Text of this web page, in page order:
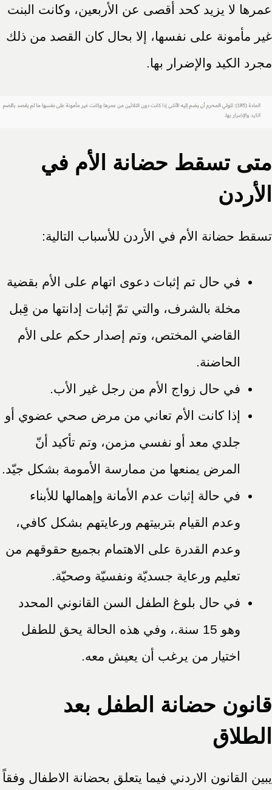
عمرها لا يزيد كحد أقصى عن الأربعين، وكانت البنت
غير مأمونة على نفسها، إلا بحال كان القصد من ذلك
مجرد الكيد والإضرار بها.
متى تسقط حضانة الأم في
الأردن
تسقط حضانة الأم في الأردن للأسباب التالية:
في حال تم إثبات دعوى اتهام على الأم بقضية
مخلة بالشرف، والتي تمّ إثبات إدانتها من قِبل
القاضي المختص، وتم إصدار حكم على الأم
الحاضنة.
في حال زواج الأم من رجل غير الأب.
إذا كانت الأم تعاني من مرض صحي عضوي أو
جلدي معد أو نفسي مزمن، وتم تأكيد أنّ
المرض يمنعها من ممارسة الأمومة بشكل جيّد.
في حالة إثبات عدم الأمانة وإهمالها للأبناء
وعدم القيام بتربيتهم ورعايتهم بشكل كافي،
وعدم القدرة على الاهتمام بجميع حقوقهم من
تعليم ورعاية جسديّة ونفسيّة وصحيّة.
في حال بلوغ الطفل السن القانوني المحدد
وهو 15 سنة.، وفي هذه الحالة يحق للطفل
اختيار من يرغب أن يعيش معه.
قانون حضانة الطفل بعد
الطلاق
يبين القانون الاردني فيما يتعلق بحضانة الاطفال وفقاً